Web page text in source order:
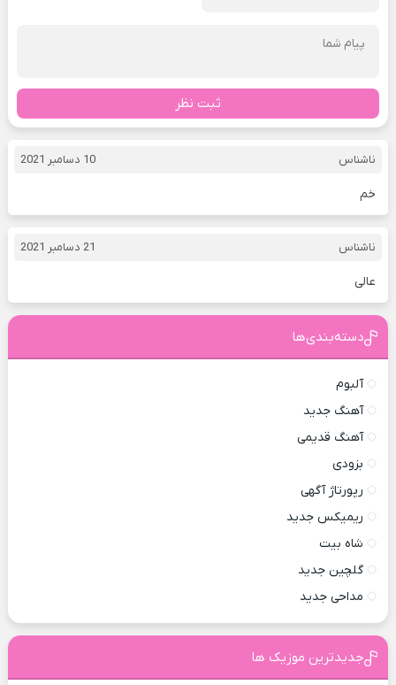
ثبت نظر
ناشناس 10 دسامبر 2021
خم
ناشناس 21 دسامبر 2021
عالی
دسته‌بندی‌ها
آلبوم
آهنگ جدید
آهنگ قدیمی
بزودی
رپورتاژ آگهی
ریمیکس جدید
شاه بیت
گلچین جدید
مداحی جدید
جدیدترین موزیک ها